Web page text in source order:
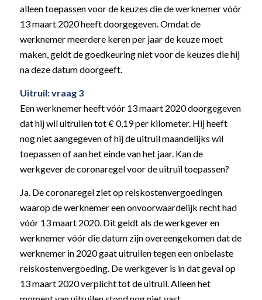
alleen toepassen voor de keuzes die de werknemer vóór
13 maart 2020 heeft doorgegeven. Omdat de
werknemer meerdere keren per jaar de keuze moet
maken, geldt de goedkeuring niet voor de keuzes die hij
na deze datum doorgeeft.
Uitruil: vraag 3
Een werknemer heeft vóór 13 maart 2020 doorgegeven
dat hij wil uitruilen tot € 0,19 per kilometer. Hij heeft
nog niet aangegeven of hij de uitruil maandelijks wil
toepassen of aan het einde van het jaar. Kan de
werkgever de coronaregel voor de uitruil toepassen?
Ja. De coronaregel ziet op reiskostenvergoedingen
waarop de werknemer een onvoorwaardelijk recht had
vóór 13 maart 2020. Dit geldt als de werkgever en
werknemer vóór die datum zijn overeengekomen dat de
werknemer in 2020 gaat uitruilen tegen een onbelaste
reiskostenvergoeding. De werkgever is in dat geval op
13 maart 2020 verplicht tot de uitruil. Alleen het